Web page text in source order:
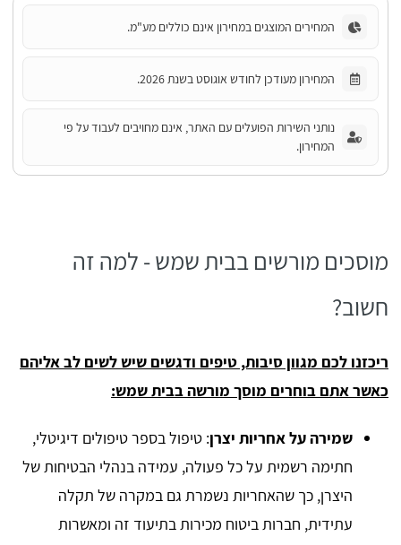
המחירים המוצגים במחירון אינם כוללים מע"מ.
המחירון מעודכן לחודש אוגוסט בשנת 2026.
נותני השירות הפועלים עם האתר, אינם מחויבים לעבוד על פי
המחירון.
מוסכים מורשים בבית שמש - למה זה
חשוב?
ריכזנו לכם מגוון סיבות, טיפים ודגשים שיש לשים לב אליהם
כאשר אתם בוחרים מוסך מורשה בבית שמש:
שמירה על אחריות יצרן: טיפול בספר טיפולים דיגיטלי,
חתימה רשמית על כל פעולה, עמידה בנהלי הבטיחות של
היצרן, כך שהאחריות נשמרת גם במקרה של תקלה
עתידית, חברות ביטוח מכירות בתיעוד זה ומאשרות